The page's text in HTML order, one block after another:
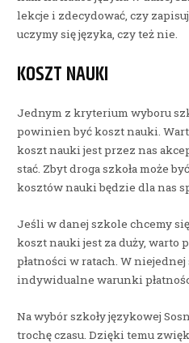
lekcje i zdecydować, czy
uczymy się języka, czy też nie.
KOSZT NAUKI
Jednym z kryterium wyboru
powinien być koszt nauki.
koszt nauki jest przez nas
stać. Zbyt droga szkoła może
kosztów nauki będzie dla nas
Jeśli w danej szkole chcemy
koszt nauki jest za duży, warto
płatności w ratach. W
indywidualne warunki
Na wybór szkoły językowej
trochę czasu. Dzięki temu